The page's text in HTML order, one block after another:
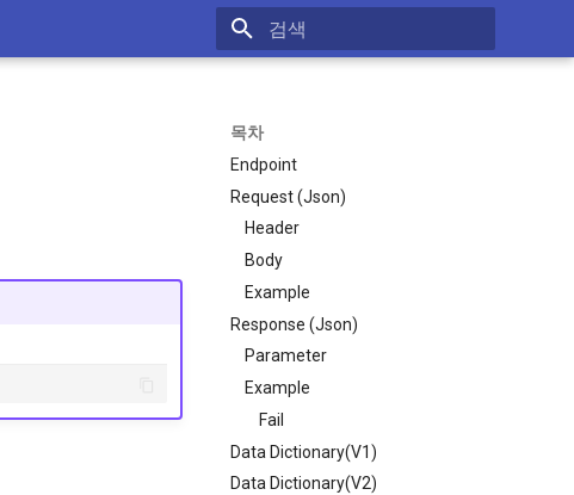
목차
Endpoint
Request (Json)
Header
Body
Example
Response (Json)
Parameter
Example
Fail
Data Dictionary(V1)
Data Dictionary(V2)